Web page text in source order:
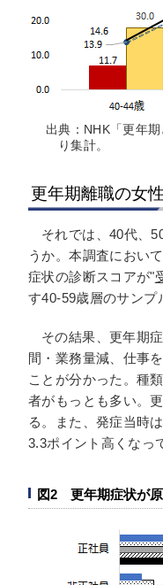
出典：NHK「更年
り集計。
更年期離職の女
それでは、40代、
うか。本調査におい
症状の診断スコアが"
す40-59歳層のサンプ
その結果、更年期
間・業務量減、仕事
ことが分かった。種
者がもっとも多い。
る。また、発症当時
3.3ポイント高くなっ
図2 更年期症状が